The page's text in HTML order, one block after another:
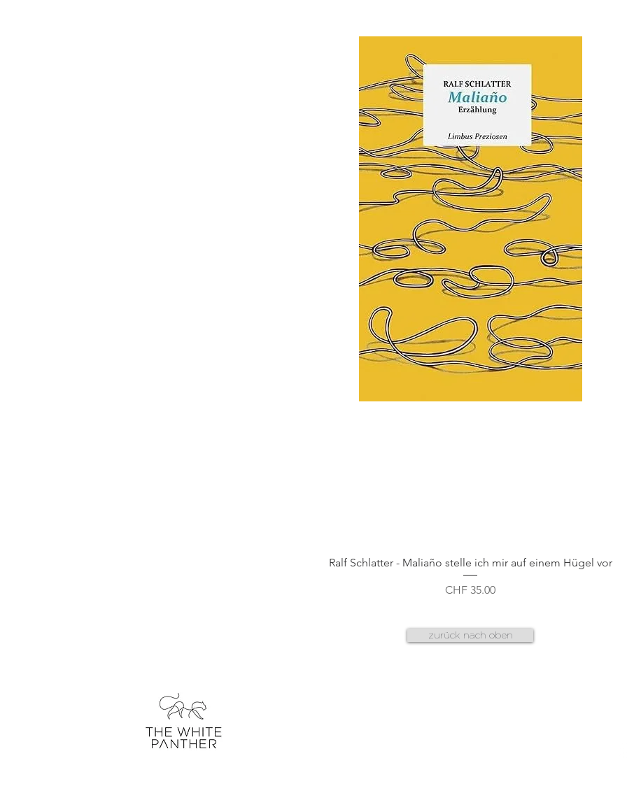
Schnellansicht
Ralf Schlatter - Maliaño stelle ich mir auf einem Hügel vor
Preis
CHF 35.00
zurück nach oben